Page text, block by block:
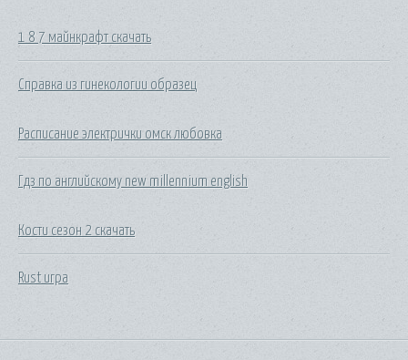
1 8 7 майнкрафт скачать
Справка из гинекологии образец
Расписание электрички омск любовка
Гдз по английскому new millennium english
Кости сезон 2 скачать
Rust игра